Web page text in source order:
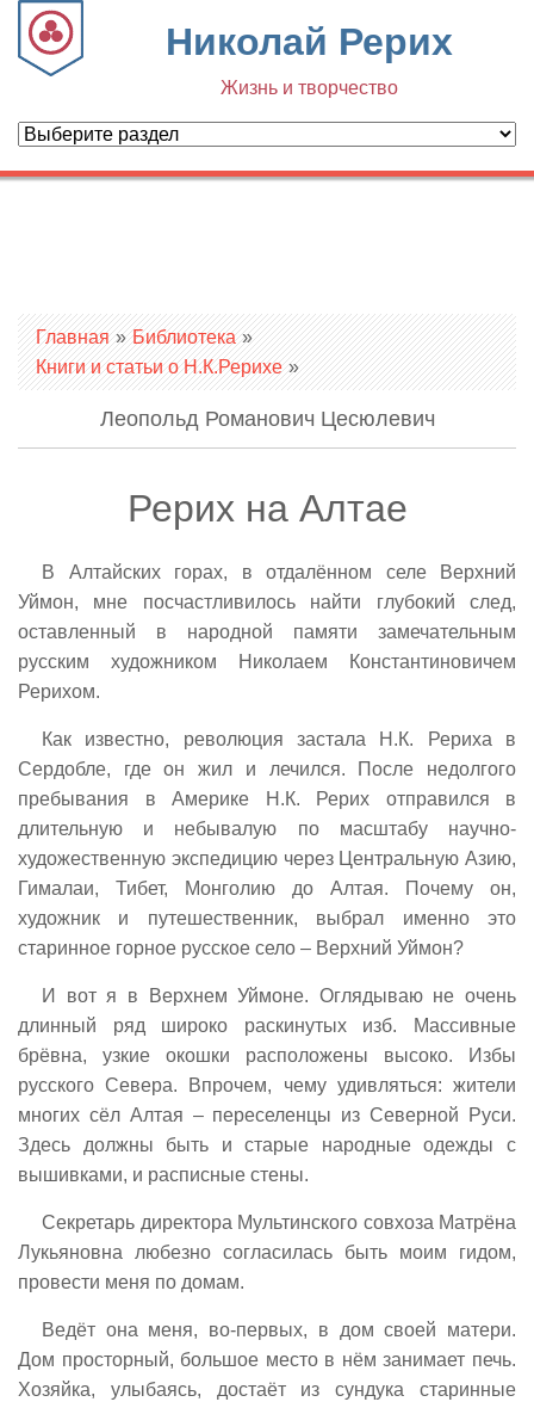
Николай Рерих
Жизнь и творчество
Вы здесь
Главная » Библиотека »
Книги и статьи о Н.К.Рерихе »
Леопольд Романович Цесюлевич
Рерих на Алтае
В Алтайских горах, в отдалённом селе Верхний
Уймон, мне посчастливилось найти глубокий след,
оставленный в народной памяти замечательным
русским художником Николаем Константиновичем
Рерихом.
Как известно, революция застала Н.К. Рериха в
Сердобле, где он жил и лечился. После недолгого
пребывания в Америке Н.К. Рерих отправился в
длительную и небывалую по масштабу научно-
художественную экспедицию через Центральную Азию,
Гималаи, Тибет, Монголию до Алтая. Почему он,
художник и путешественник, выбрал именно это
старинное горное русское село – Верхний Уймон?
И вот я в Верхнем Уймоне. Оглядываю не очень
длинный ряд широко раскинутых изб. Массивные
брёвна, узкие окошки расположены высоко. Избы
русского Севера. Впрочем, чему удивляться: жители
многих сёл Алтая – переселенцы из Северной Руси.
Здесь должны быть и старые народные одежды с
вышивками, и расписные стены.
Секретарь директора Мультинского совхоза Матрёна
Лукьяновна любезно согласилась быть моим гидом,
провести меня по домам.
Ведёт она меня, во-первых, в дом своей матери.
Дом просторный, большое место в нём занимает печь.
Хозяйка, улыбаясь, достаёт из сундука старинные